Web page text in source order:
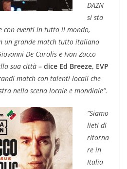
DAZN
si sta
con eventi in tutto il mondo,
un grande match tutto italiano
De Carolis e Ivan Zucco
sua città – dice Ed Breeze, EVP
match con talenti locali che
nella scena locale e mondiale”.
“Siamo
lieti di
ritorna
re in
Italia